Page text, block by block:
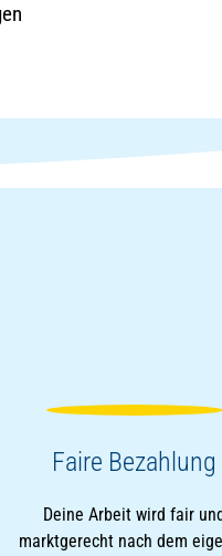
Faire Bezahlung
Deine Arbeit wird fair
marktgerecht nach dem